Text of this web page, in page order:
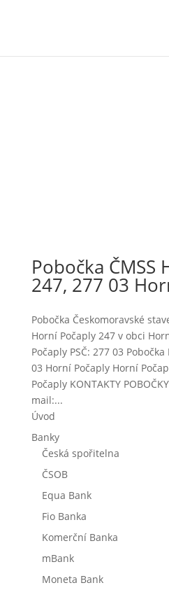
Pobočka ČMSS
247, 277 03
Pobočka Českomoravské
Horní Počaply 247 v obci
Počaply PSČ: 277 03
03 Horní Počaply Horní
Počaply KONTAKTY
mail:...
Úvod
Banky
Česká spořitelna
ČSOB
Equa Bank
Fio Banka
Komerční Banka
mBank
Moneta Bank